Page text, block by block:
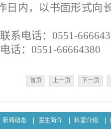
日内，以书面形式向
系电话：0551-
话：0551-66664380
首页 上一页 下一页
新闻动态 医生简介 科室介绍